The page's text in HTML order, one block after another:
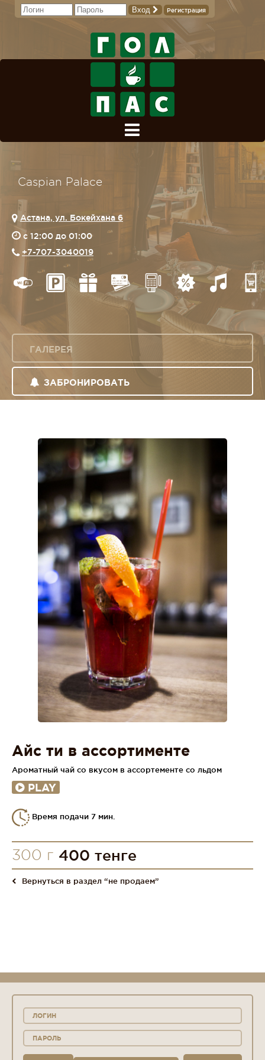
Вход Регистрация
Caspian Palace
Астана, ул. Бокейхана 6
c 12:00 до 01:00
+7-707-3040019
ГАЛЕРЕЯ
ЗАБРОНИРОВАТЬ
Айс ти в ассортименте
Ароматный чай со вкусом в ассортементе со льдом
PLAY
Время подачи 7 мин.
300 г 400 тенге
Вернуться в раздел “не продаем”